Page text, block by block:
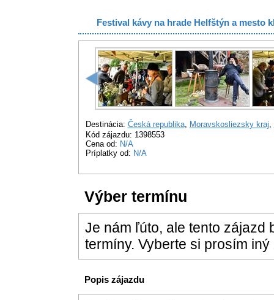
Festival kávy na hrade Helfštýn a mesto
Destinácia: Česká republika, Moravskosliezsky kraj,
Kód zájazdu: 1398553
Cena od: N/A
Príplatky od: N/A
Výber termínu
Je nám ľúto, ale tento zájazd
termíny. Vyberte si prosím iný
Popis zájazdu